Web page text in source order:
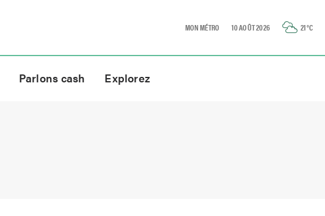
MON MÉTRO 10 AOÛT 2026 21°C
Parlons cash Explorez